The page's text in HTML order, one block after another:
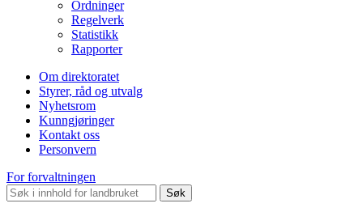
Ordninger
Regelverk
Statistikk
Rapporter
Om direktoratet
Styrer, råd og utvalg
Nyhetsrom
Kunngjøringer
Kontakt oss
Personvern
For forvaltningen
Søk